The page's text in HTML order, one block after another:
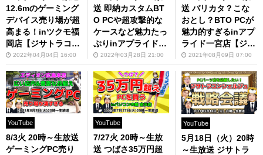
12.6mのゲーミング
デバイス売り場が超
高まる！inツクモ福
岡店【ジサトラコン
シェルジュ】
2022年04月04日 16:00
送 即納カスタムBT
O PCや超攻撃的な
ケースなど魅力たっ
ぷりinアプライド博
多店【ジサトラコン
シェルジュ】
2022年03月28日 21:00
送 バリカタ？こな
おとし？BTO PCが
魅力的すぎるinアプ
ライド一宮店【ジサ
トラコンシェルジ
ュ】
2021年08月09日 07:00
YouTube
8/3火 20時～生放送
ゲーミングPC売り
YouTube
7/27火 20時～生放
送 つばさ35万円超
YouTube
5月18日（火）20時
～生放送 ジサトラ